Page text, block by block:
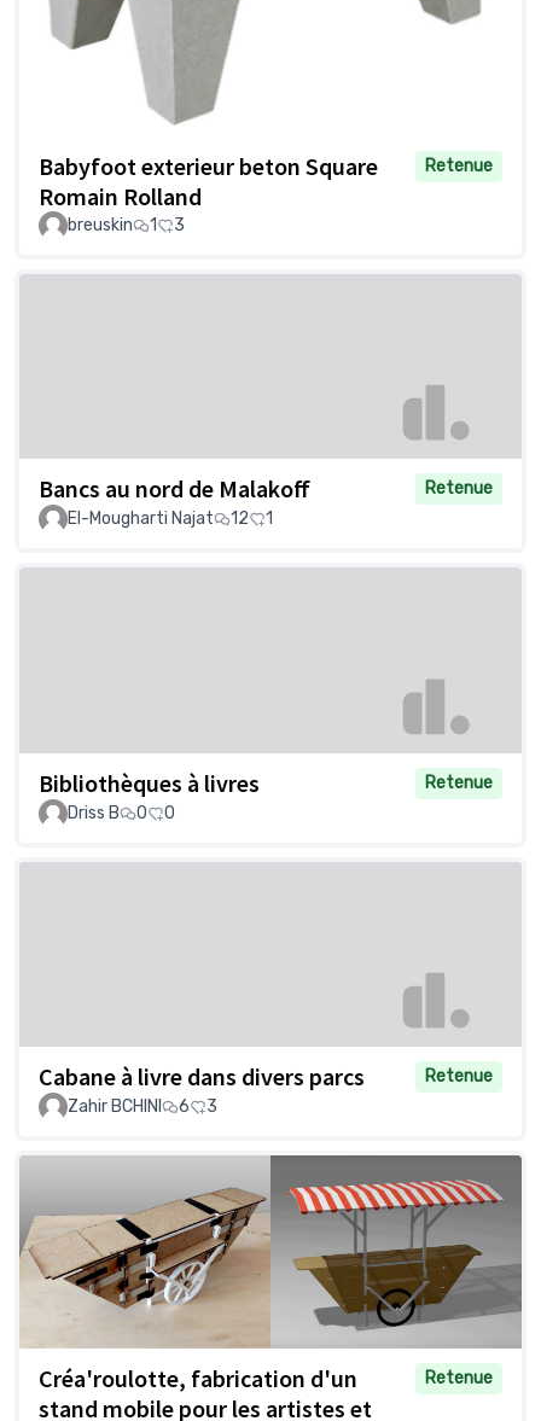
Babyfoot exterieur beton Square
Romain Rolland
Retenue
breuskin 1 3
Bancs au nord de Malakoff
Retenue
El-Mougharti Najat
12 1
Bibliothèques à livres
Retenue
Driss B
0 0
Cabane à livre dans divers parcs
Retenue
Zahir BCHINI
6 3
Créa'roulotte, fabrication d'un
stand mobile pour les artistes et
Retenue